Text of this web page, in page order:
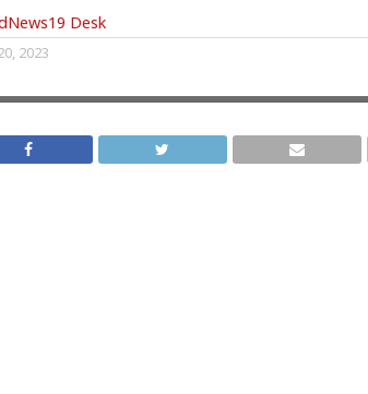
Desk
2023